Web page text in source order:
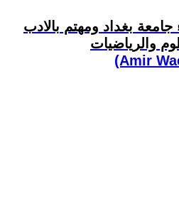
بغداد ومهتم بالادب
والرياضيات
(Amir